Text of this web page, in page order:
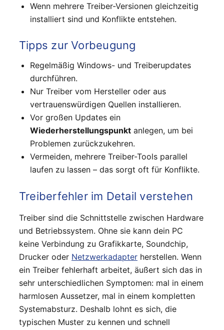
Wenn mehrere Treiber-Versionen gleichzeitig
installiert sind und Konflikte entstehen.
Tipps zur Vorbeugung
Regelmäßig Windows- und Treiberupdates
durchführen.
Nur Treiber vom Hersteller oder aus
vertrauenswürdigen Quellen installieren.
Vor großen Updates ein
Wiederherstellungspunkt anlegen, um bei
Problemen zurückzukehren.
Vermeiden, mehrere Treiber-Tools parallel
laufen zu lassen – das sorgt oft für Konflikte.
Treiberfehler im Detail verstehen
Treiber sind die Schnittstelle zwischen Hardware
und Betriebssystem. Ohne sie kann dein PC
keine Verbindung zu Grafikkarte, Soundchip,
Drucker oder Netzwerkadapter herstellen. Wenn
ein Treiber fehlerhaft arbeitet, äußert sich das in
sehr unterschiedlichen Symptomen: mal in einem
harmlosen Aussetzer, mal in einem kompletten
Systemabsturz. Deshalb lohnt es sich, die
typischen Muster zu kennen und schnell